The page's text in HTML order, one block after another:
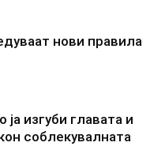
нови правила
ја изгуби главата и
соблекувалната